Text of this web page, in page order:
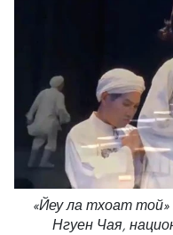
«Йеу ла тхоат той»
Нгуен Чая,